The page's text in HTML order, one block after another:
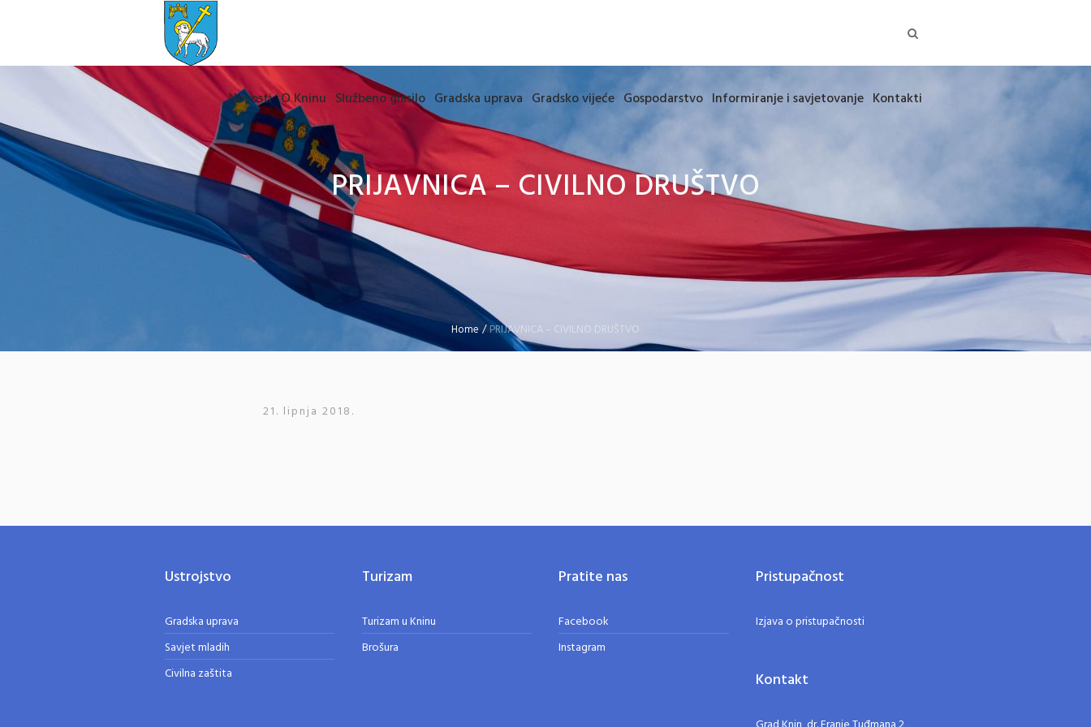
Novosti O Kninu Službeno glasilo Gradska uprava Gradsko vijeće Gospodarstvo Informiranje i savjetovanje Kontakti
PRIJAVNICA – CIVILNO DRUŠTVO
Home /PRIJAVNICA – CIVILNO DRUŠTVO
21. lipnja 2018.
Ustrojstvo
Gradska uprava
Savjet mladih
Civilna zaštita
Turizam
Turizam u Kninu
Brošura
Pratite nas
Facebook
Instagram
Pristupačnost
Izjava o pristupačnosti
Kontakt